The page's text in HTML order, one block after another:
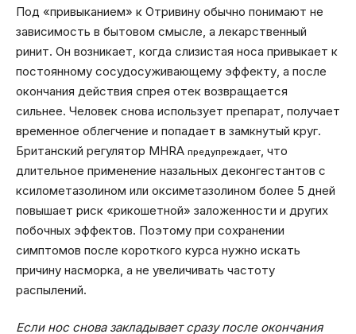
Под «привыканием» к Отривину обычно понимают не
зависимость в бытовом смысле, а лекарственный
ринит. Он возникает, когда слизистая носа привыкает к
постоянному сосудосуживающему эффекту, а после
окончания действия спрея отек возвращается
сильнее. Человек снова использует препарат, получает
временное облегчение и попадает в замкнутый круг.
Британский регулятор MHRA предупреждает , что
длительное применение назальных деконгестантов с
ксилометазолином или оксиметазолином более 5 дней
повышает риск «рикошетной» заложенности и других
побочных эффектов. Поэтому при сохранении
симптомов после короткого курса нужно искать
причину насморка, а не увеличивать частоту
распылений.
Если нос снова закладывает сразу после окончания